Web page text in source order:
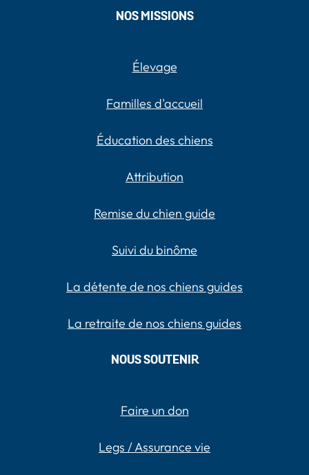
NOS MISSIONS
Élevage
Familles d'accueil
Éducation des chiens
Attribution
Remise du chien guide
Suivi du binôme
La détente de nos chiens guides
La retraite de nos chiens guides
NOUS SOUTENIR
Faire un don
Legs / Assurance vie